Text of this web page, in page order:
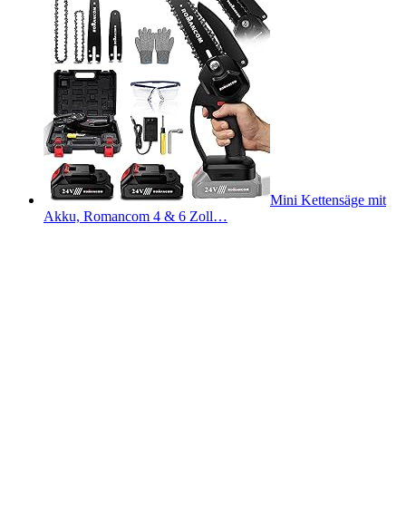
Mini Kettensäge mit
Akku, Romancom 4 & 6 Zoll…